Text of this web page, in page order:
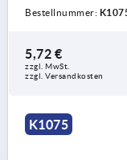
Bestellnummer:
5,72 €
zzgl. MwSt.
zzgl. Versandkosten
K1075